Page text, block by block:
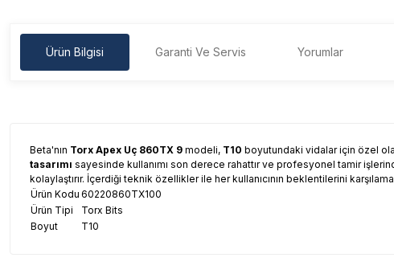
Ürün Bilgisi Garanti Ve Servis Yorumlar
Beta'nın Torx Apex Uç 860TX 9 modeli, T10 boyutundaki vidalar için özel
tasarımı sayesinde kullanımı son derece rahattır ve profesyonel tamir
kolaylaştırır. İçerdiği teknik özellikler ile her kullanıcının beklentilerini
Ürün Kodu 60220860TX100
Ürün Tipi
Torx Bits
Boyut
T10